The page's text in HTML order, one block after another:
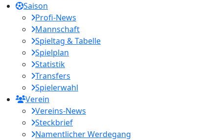
Saison
Profi-News
Mannschaft
Spieltag & Tabelle
Spielplan
Statistik
Transfers
Spielerwahl
Verein
Vereins-News
Steckbrief
Namentlicher Werdegang